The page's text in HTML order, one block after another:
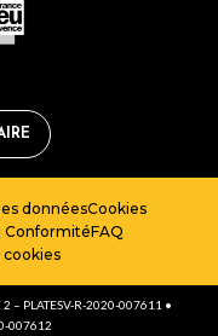
donnéesCookies
ConformitéFAQ
2 – PLATESV-R-2020-007611 •
007612